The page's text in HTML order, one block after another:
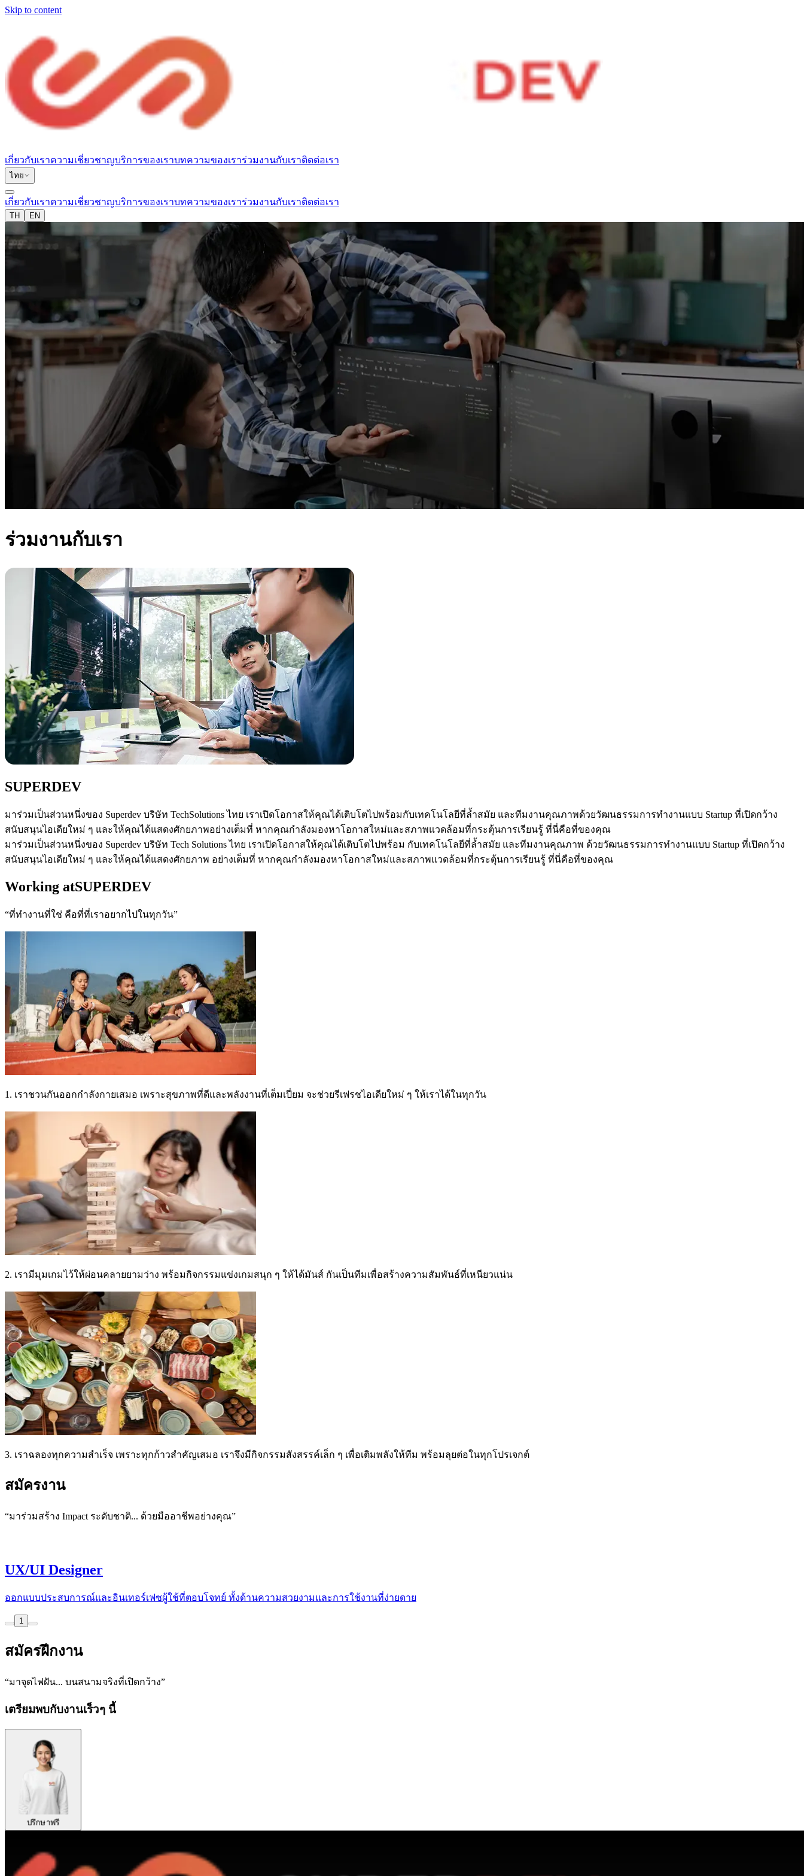
Skip to content
เกี่ยวกับเราความเชี่ยวชาญบริการของเราบทความของเราร่วมงานกับเราติดต่อเรา
ไทย
เกี่ยวกับเราความเชี่ยวชาญบริการของเราบทความของเราร่วมงานกับเราติดต่อเรา
TH EN
ร่วมงานกับเรา
SUPERDEV
มาร่วมเป็นส่วนหนึ่งของ Superdev บริษัท TechSolutions ไทย เราเปิดโอกาสให้คุณได้เติบโตไปพร้อมกับเทคโนโลยีที่ล้ำสมัย และทีมงานคุณภาพด้วยวัฒนธรรมการทำงานแบบ Startup ที่เปิดกว้าง
สนับสนุนไอเดียใหม่ ๆ และให้คุณได้แสดงศักยภาพอย่างเต็มที่ หากคุณกำลังมองหาโอกาสใหม่และสภาพแวดล้อมที่กระตุ้นการเรียนรู้ ที่นี่คือที่ของคุณ
มาร่วมเป็นส่วนหนึ่งของ Superdev บริษัท Tech Solutions ไทย เราเปิดโอกาสให้คุณได้เติบโตไปพร้อม กับเทคโนโลยีที่ล้ำสมัย และทีมงานคุณภาพ ด้วยวัฒนธรรมการทำงานแบบ Startup ที่เปิดกว้าง
สนับสนุนไอเดียใหม่ ๆ และให้คุณได้แสดงศักยภาพ อย่างเต็มที่ หากคุณกำลังมองหาโอกาสใหม่และสภาพแวดล้อมที่กระตุ้นการเรียนรู้ ที่นี่คือที่ของคุณ
Working atSUPERDEV
“ที่ทำงานที่ใช่ คือที่ที่เราอยากไปในทุกวัน”
1. เราชวนกันออกกำลังกายเสมอ เพราะสุขภาพที่ดีและพลังงานที่เต็มเปี่ยม จะช่วยรีเฟรชไอเดียใหม่ ๆ ให้เราได้ในทุกวัน
2. เรามีมุมเกมไว้ให้ผ่อนคลายยามว่าง พร้อมกิจกรรมแข่งเกมสนุก ๆ ให้ได้มันส์ กันเป็นทีมเพื่อสร้างความสัมพันธ์ที่เหนียว⁠แน่น
3. เราฉลองทุกความสำเร็จ เพราะทุกก้าวสำคัญเสมอ เราจึงมีกิจกรรมสังสรรค์เล็ก ๆ เพื่อเติมพลังให้ทีม พร้อมลุยต่อในทุกโปร⁠เจกต์
สมัครงาน
“มาร่วมสร้าง Impact ระดับชาติ... ด้วยมืออาชีพอย่างคุณ”
UX/UI Designer
ออกแบบประสบการณ์และอินเทอร์เฟซผู้ใช้ที่ตอบโจทย์ ทั้งด้านความสวยงามและการใช้งานที่ง่ายดาย
1
สมัครฝึกงาน
“มาจุดไฟฝัน... บนสนามจริงที่เปิดกว้าง”
เตรียมพบกับงานเร็วๆ นี้
ปรึกษาฟรี